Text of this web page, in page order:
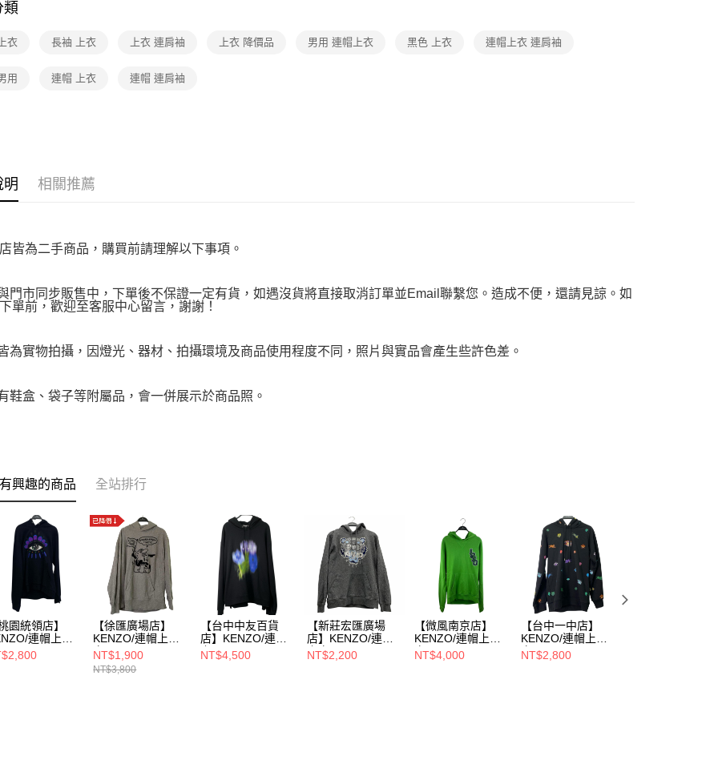
１．透過由恩沛科技股份有限公司提供之「AFTEE先享後付」服務完成之
免運費
類
衣 長袖 上衣 上衣 連肩袖 上衣 降價品 男用 連帽上衣 黑色 上衣 連帽上衣 連肩袖
用 連帽 上衣 連帽 連肩袖
明 相關推薦
皆為二手商品，購買前請理解以下事項。
門市同步販售中，下單後不保證一定有貨，如遇沒貨將直接取消訂單並Email聯繫您。造成不便，還請見諒。如
單前，歡迎至客服中心留言，謝謝！
為實物拍攝，因燈光、器材、拍攝環境及商品使用程度不同，照片與實品會產生些許色差。
鞋盒、袋子等附屬品，會一併展示於商品照。
興趣的商品 全站排行
桃園統領店】
連帽上
F955SW4074
【徐匯廣場店】
KENZO/連帽上
衣/S/
NT$1,900
NT$3,800
【台中中友百貨
店】KENZO/連帽
上
衣/L/FB55SW541
NT$4,500
【新莊宏匯廣場
店】KENZO/連帽
上衣/S/
NT$2,200
【微風南京店】
KENZO/連帽上
衣/XS/FC65SW43
6CMJ
NT$4,000
【台中一中店】
KENZO/連帽上
衣/S/F865SW420
4XQ
NT$2,800